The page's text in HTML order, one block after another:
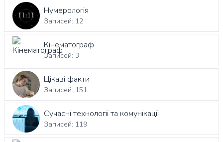
Нумерологія
Записей: 12
Кінематограф
Записей: 3
Цікаві факти
Записей: 151
Сучасні технології та комунікації
Записей: 119